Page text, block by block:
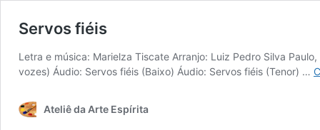
Servos fiéis
Letra e música: Marielza Tiscate Arranjo: Luiz Pedro Silva
vozes) Áudio: Servos fiéis (Baixo) Áudio: Servos fiéis (Tenor) …
Ateliê da Arte Espírita